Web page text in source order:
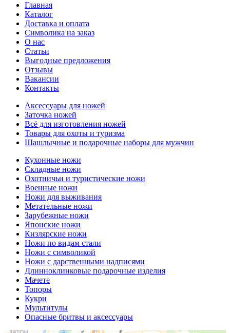
Главная
Каталог
Доставка и оплата
Символика на заказ
О нас
Статьи
Выгодные предложения
Отзывы
Вакансии
Контакты
Аксессуары для ножей
Заточка ножей
Всё для изготовления ножей
Товары для охоты и туризма
Шашлычные и подарочные наборы для мужчин
Кухонные ножи
Складные ножи
Охотничьи и туристические ножи
Военные ножи
Ножи для выживания
Метательные ножи
Зарубежные ножи
Японские ножи
Кизлярские ножи
Ножи по видам стали
Ножи с символикой
Ножи с дарственными надписями
Длинноклинковые подарочные изделия
Мачете
Топоры
Кукри
Мультитулы
Опасные бритвы и аксессуары